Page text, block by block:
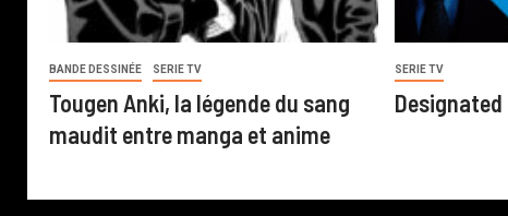
BANDE DESSINÉE SERIE TV
Tougen Anki, la légende du sang
maudit entre manga et anime
SERIE TV